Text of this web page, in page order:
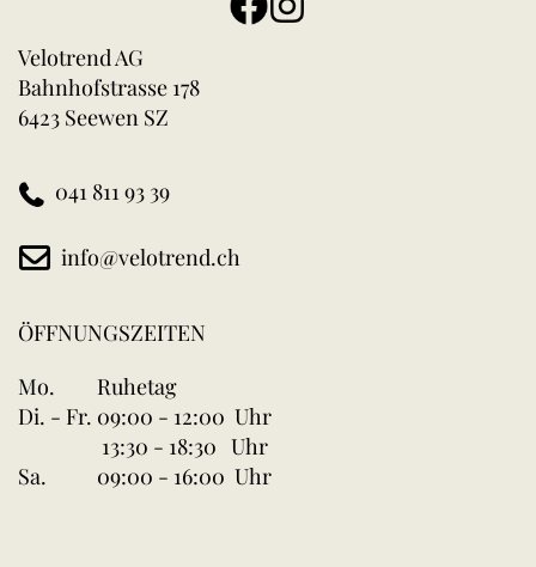
Velotrend AG
Bahnhofstrasse 178
6423 Seewen SZ
041 811 93 39
info@velotrend.ch
ÖFFNUNGSZEITEN
Mo.
Ruhetag
Di. - Fr. 09:00 - 12:00 Uhr
13:30 - 18:30 Uhr
Sa.
09:00 - 16:00 Uhr